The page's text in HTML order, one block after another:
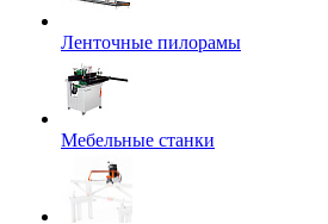
Ленточные пилорамы
Мебельные станки